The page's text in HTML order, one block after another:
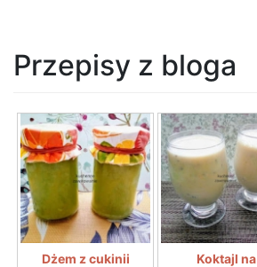
Przepisy z bloga
Dżem z cukinii
Koktajl na